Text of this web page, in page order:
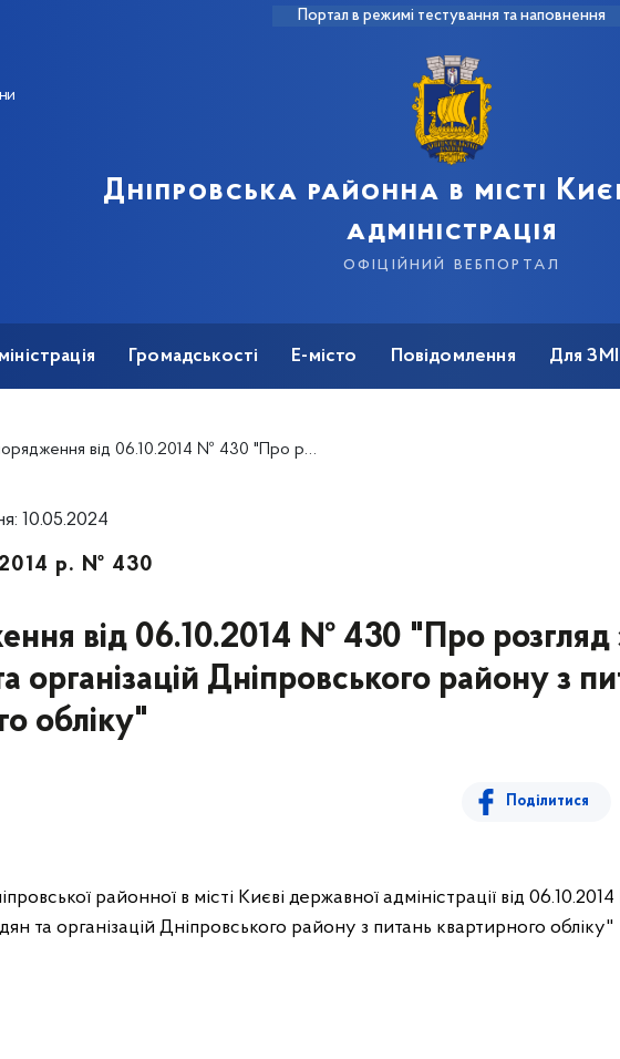
Портал в режимі тестування та наповнення
Дніпровська районна в місті
адміністрація
офіційний вебпортал
Громадськості Е-місто Повідомлення Для ЗМІ
від 06.10.2014 № 430 "Про розгляд заяв громадян та організацій Дніпровського району з питань квартирного обліку"
10.05.2024
р. № 430
від 06.10.2014 № 430 "Про розгляд
організацій Дніпровського району з
обліку"
Поділитися
районної в місті Києві державної адміністрації від
та організацій Дніпровського району з питань квартирного обліку"